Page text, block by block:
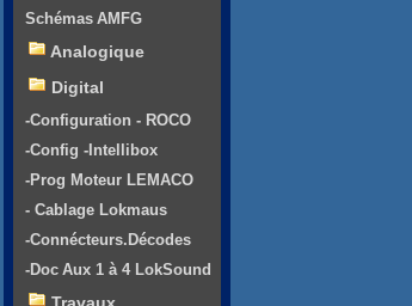
Schémas AMFG
Analogique
Digital
-Configuration - ROCO
-Config -Intellibox
-Prog Moteur LEMACO
- Cablage Lokmaus
-Connécteurs.Décodes
-Doc Aux 1 à 4 LokSound